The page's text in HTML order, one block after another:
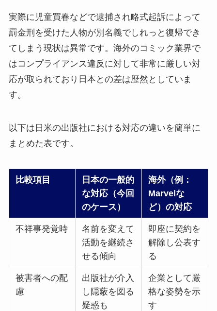
実際に児童買春などで逮捕され略式起訴によって
罰金刑を受けた人物が別名義でしれっと復帰でき
てしまう現状は異常です。海外のコミック業界で
はコンプライアンス違反に対して非常に厳しい対
応が取られており日本との差は歴然としていま
す。
以下は日米の出版社における対応の違いを簡単に
まとめた表です。
比較項目
日本の一般的
な対応（今回
のケース）
海外（例：
Marvelな
ど）の対応
不祥事発覚時
名前を変えて
活動を継続さ
せる傾向
即座に契約を
解除し公表す
る
被害者への配
慮
出版社が介入
し隠蔽を図る
疑惑も
企業として厳
格な姿勢を示
す